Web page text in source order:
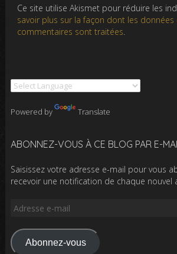
Ce site utilise Akismet pour réduire les
savoir plus sur la façon dont les données
commentaires sont traitées.
Powered by Translate
ABONNEZ-VOUS À CE BLOG PAR E-
Saisissez votre adresse e-mail pour vous
recevoir une notification de chaque nouvel
Adresse
mail
Abonnez-vous